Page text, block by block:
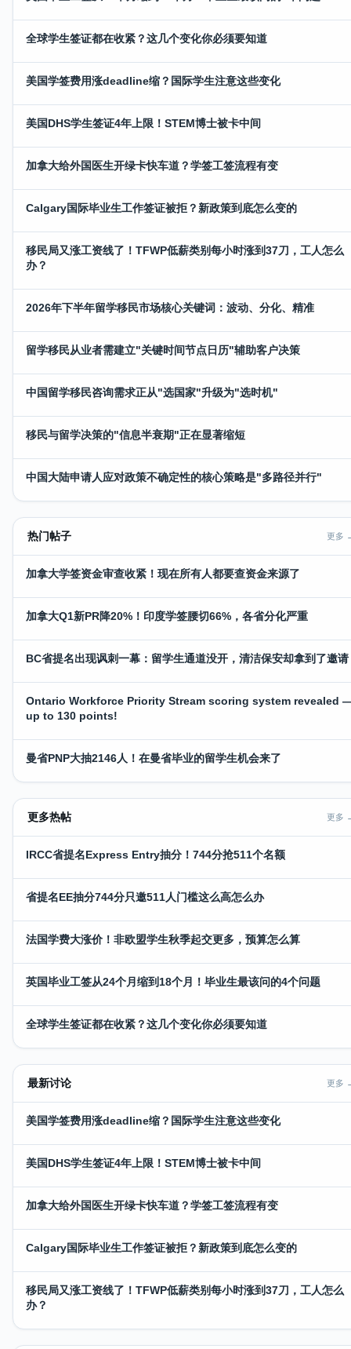
全球学生签证都在收紧？这几个变化你必须要知道
美国学签费用涨deadline缩？国际学生注意这些变化
美国DHS学生签证4年上限！STEM博士被卡中间
加拿大给外国医生开绿卡快车道？学签工签流程有变
Calgary国际毕业生工作签证被拒？新政策到底怎么变的
移民局又涨工资线了！TFWP低薪类别每小时涨到37刀，工人怎么
办？
2026年下半年留学移民市场核心关键词：波动、分化、精准
留学移民从业者需建立"关键时间节点日历"辅助客户决策
中国留学移民咨询需求正从"选国家"升级为"选时机"
移民与留学决策的"信息半衰期"正在显著缩短
中国大陆申请人应对政策不确定性的核心策略是"多路径并行"
热门帖子 更多
加拿大学签资金审查收紧！现在所有人都要查资金来源了
加拿大Q1新PR降20%！印度学签腰切66%，各省分化严重
BC省提名出现讽刺一幕：留学生通道没开，清洁保安却拿到了邀请
Ontario Workforce Priority Stream scoring system revealed
up to 130 points!
曼省PNP大抽2146人！在曼省毕业的留学生机会来了
更多热帖 更多
IRCC省提名Express Entry抽分！744分抢511个名额
省提名EE抽分744分只邀511人门槛这么高怎么办
法国学费大涨价！非欧盟学生秋季起交更多，预算怎么算
英国毕业工签从24个月缩到18个月！毕业生最该问的4个问题
全球学生签证都在收紧？这几个变化你必须要知道
最新讨论 更多
美国学签费用涨deadline缩？国际学生注意这些变化
美国DHS学生签证4年上限！STEM博士被卡中间
加拿大给外国医生开绿卡快车道？学签工签流程有变
Calgary国际毕业生工作签证被拒？新政策到底怎么变的
移民局又涨工资线了！TFWP低薪类别每小时涨到37刀，工人怎么
办？